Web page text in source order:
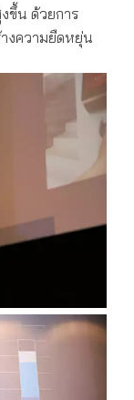
ขึ้น ด้วยการ
งความยืดหยุ่น